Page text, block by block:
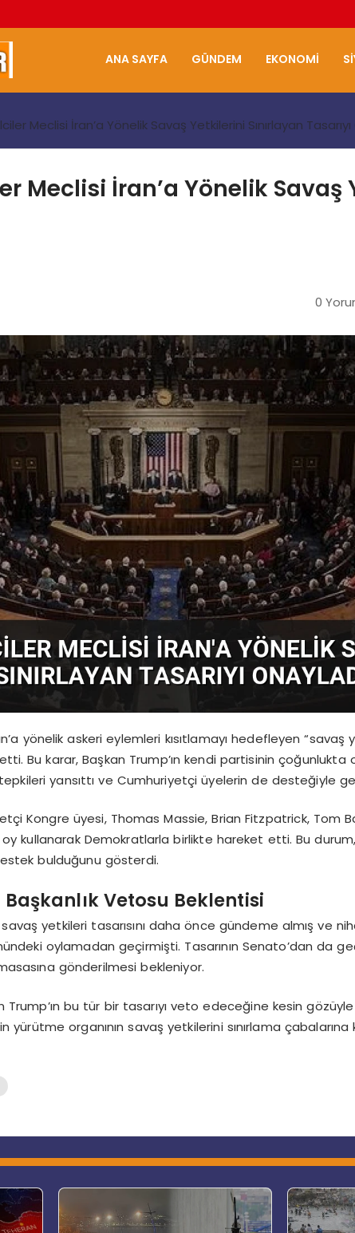
ANA SAYFA GÜNDEM EKONOMI
Meclisi İran’a Yönelik Savaş Yetkilerini Sınırlayan Tasarıyı
Meclisi İran’a Yönelik Savaş
0
yönelik askeri eylemleri kısıtlamayı hedefleyen “savaş
etti. Bu karar, Başkan Trump’ın kendi partisinin
yansıttı ve Cumhuriyetçi üyelerin de desteğiyle
Kongre üyesi, Thomas Massie, Brian Fitzpatrick, Tom
oy kullanarak Demokratlarla birlikte hareket etti. Bu durum,
bulduğunu gösterdi.
Vetosu Beklentisi
yetkileri tasarısını daha önce gündeme almış ve
oylamadan geçirmişti. Tasarının Senato’dan da
gönderilmesi bekleniyor.
bu tür bir tasarıyı veto edeceğine kesin gözüyle
yürütme organının savaş yetkilerini sınırlama çabalarına